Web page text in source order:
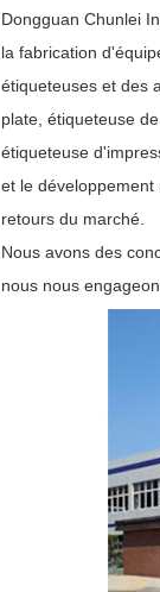
Dongguan Chunlei
la fabrication
étiqueteuses et des
plate, étiqueteuse
étiqueteuse
et le
retours du marché.
Nous avons des
nous nous